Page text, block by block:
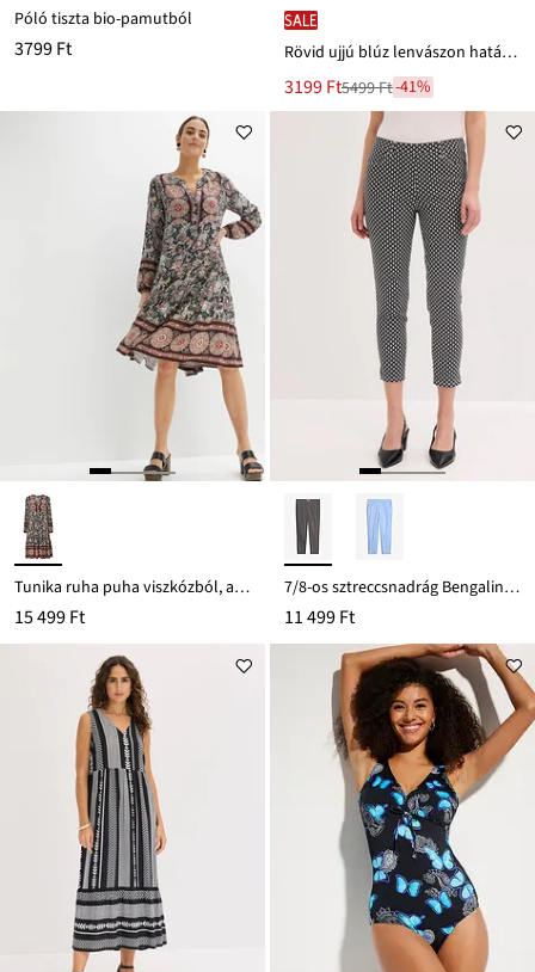
Póló tiszta bio-pamutból
3799 Ft
SALE
Rövid ujjú blúz lenvászon hatásban
Új
ár
3199 Ft
Leárazva5499 Ft-41%
Tunika ruha puha viszkózból, alacsony méretekben
15 499 Ft
7/8-os sztreccsnadrág Bengalin anyagból
11 499 Ft